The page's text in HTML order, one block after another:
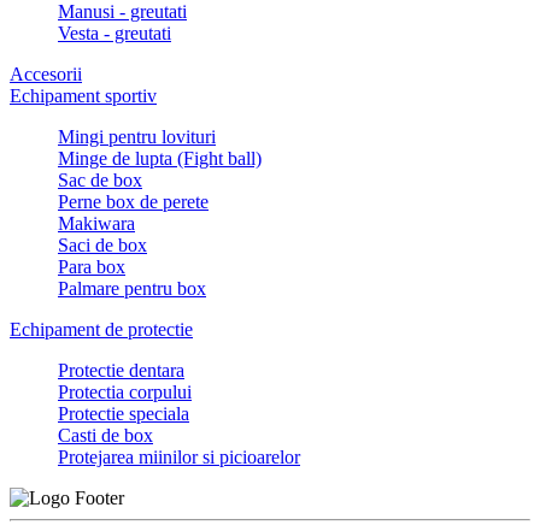
Manusi - greutati
Vesta - greutati
Accesorii
Echipament sportiv
Mingi pentru lovituri
Minge de lupta (Fight ball)
Sac de box
Perne box de perete
Makiwara
Saci de box
Para box
Palmare pentru box
Echipament de protectie
Protectie dentara
Protectia corpului
Protectie speciala
Casti de box
Protejarea miinilor si picioarelor